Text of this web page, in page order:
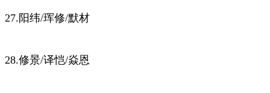
27.阳纬/珲修/默材
28.修景/译恺/焱恩